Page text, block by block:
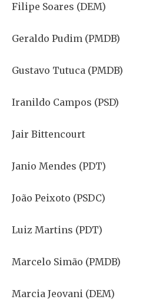
Filipe Soares (DEM)
Geraldo Pudim (PMDB)
Gustavo Tutuca (PMDB)
Iranildo Campos (PSD)
Jair Bittencourt
Janio Mendes (PDT)
João Peixoto (PSDC)
Luiz Martins (PDT)
Marcelo Simão (PMDB)
Marcia Jeovani (DEM)